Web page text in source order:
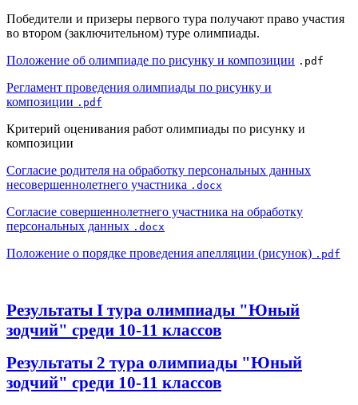
Победители и призеры первого тура получают право участия
во втором (заключительном) туре олимпиады.
Положение об олимпиаде по рисунку и композиции .pdf
Регламент проведения олимпиады по рисунку и
композиции .pdf
Критерий оценивания работ олимпиады по рисунку и
композиции
Согласие родителя на обработку персональных данных
несовершеннолетнего участника .docx
Согласие совершеннолетнего участника на обработку
персональных данных .docx
Положение о порядке проведения апелляции (рисунок) .pdf
Результаты I тура олимпиады "Юный
зодчий" среди 10-11 классов
Результаты 2 тура олимпиады "Юный
зодчий" среди 10-11 классов